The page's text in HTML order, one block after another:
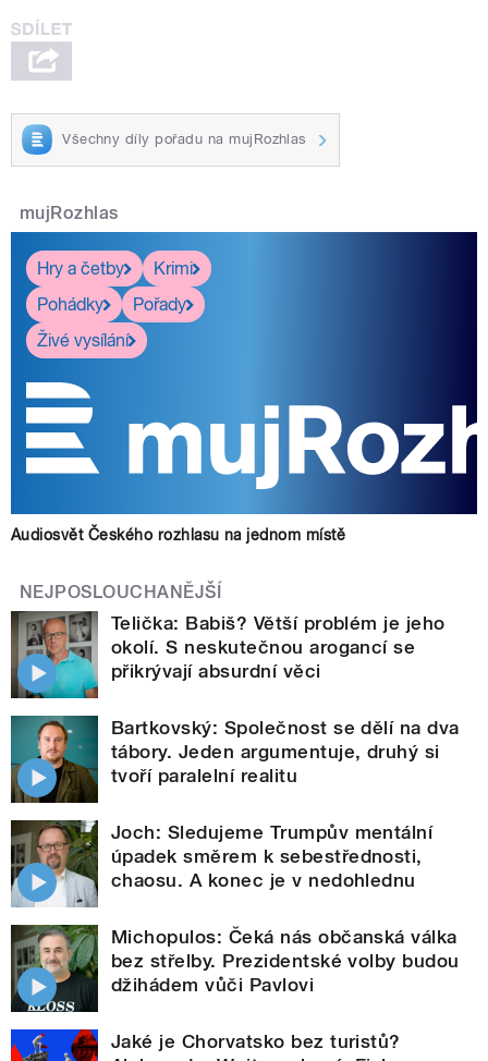
Všechny díly pořadu na mujRozhlas
mujRozhlas
Hry a četby
Krimi
Pohádky
Pořady
Živé vysílání
Audiosvět Českého rozhlasu na jednom místě
NEJPOSLOUCHANĚJŠÍ
Telička: Babiš? Větší problém je jeho
okolí. S neskutečnou arogancí se
přikrývají absurdní věci
Bartkovský: Společnost se dělí na dva
tábory. Jeden argumentuje, druhý si
tvoří paralelní realitu
Joch: Sledujeme Trumpův mentální
úpadek směrem k sebestřednosti,
chaosu. A konec je v nedohlednu
Michopulos: Čeká nás občanská válka
bez střelby. Prezidentské volby budou
džihádem vůči Pavlovi
Jaké je Chorvatsko bez turistů?